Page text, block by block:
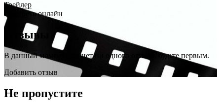
Трейлер
Смотреть онлайн
Отзывы
В данный момент еще нет ни одного отзыва, будьте первым.
Добавить отзыв
Не пропустите